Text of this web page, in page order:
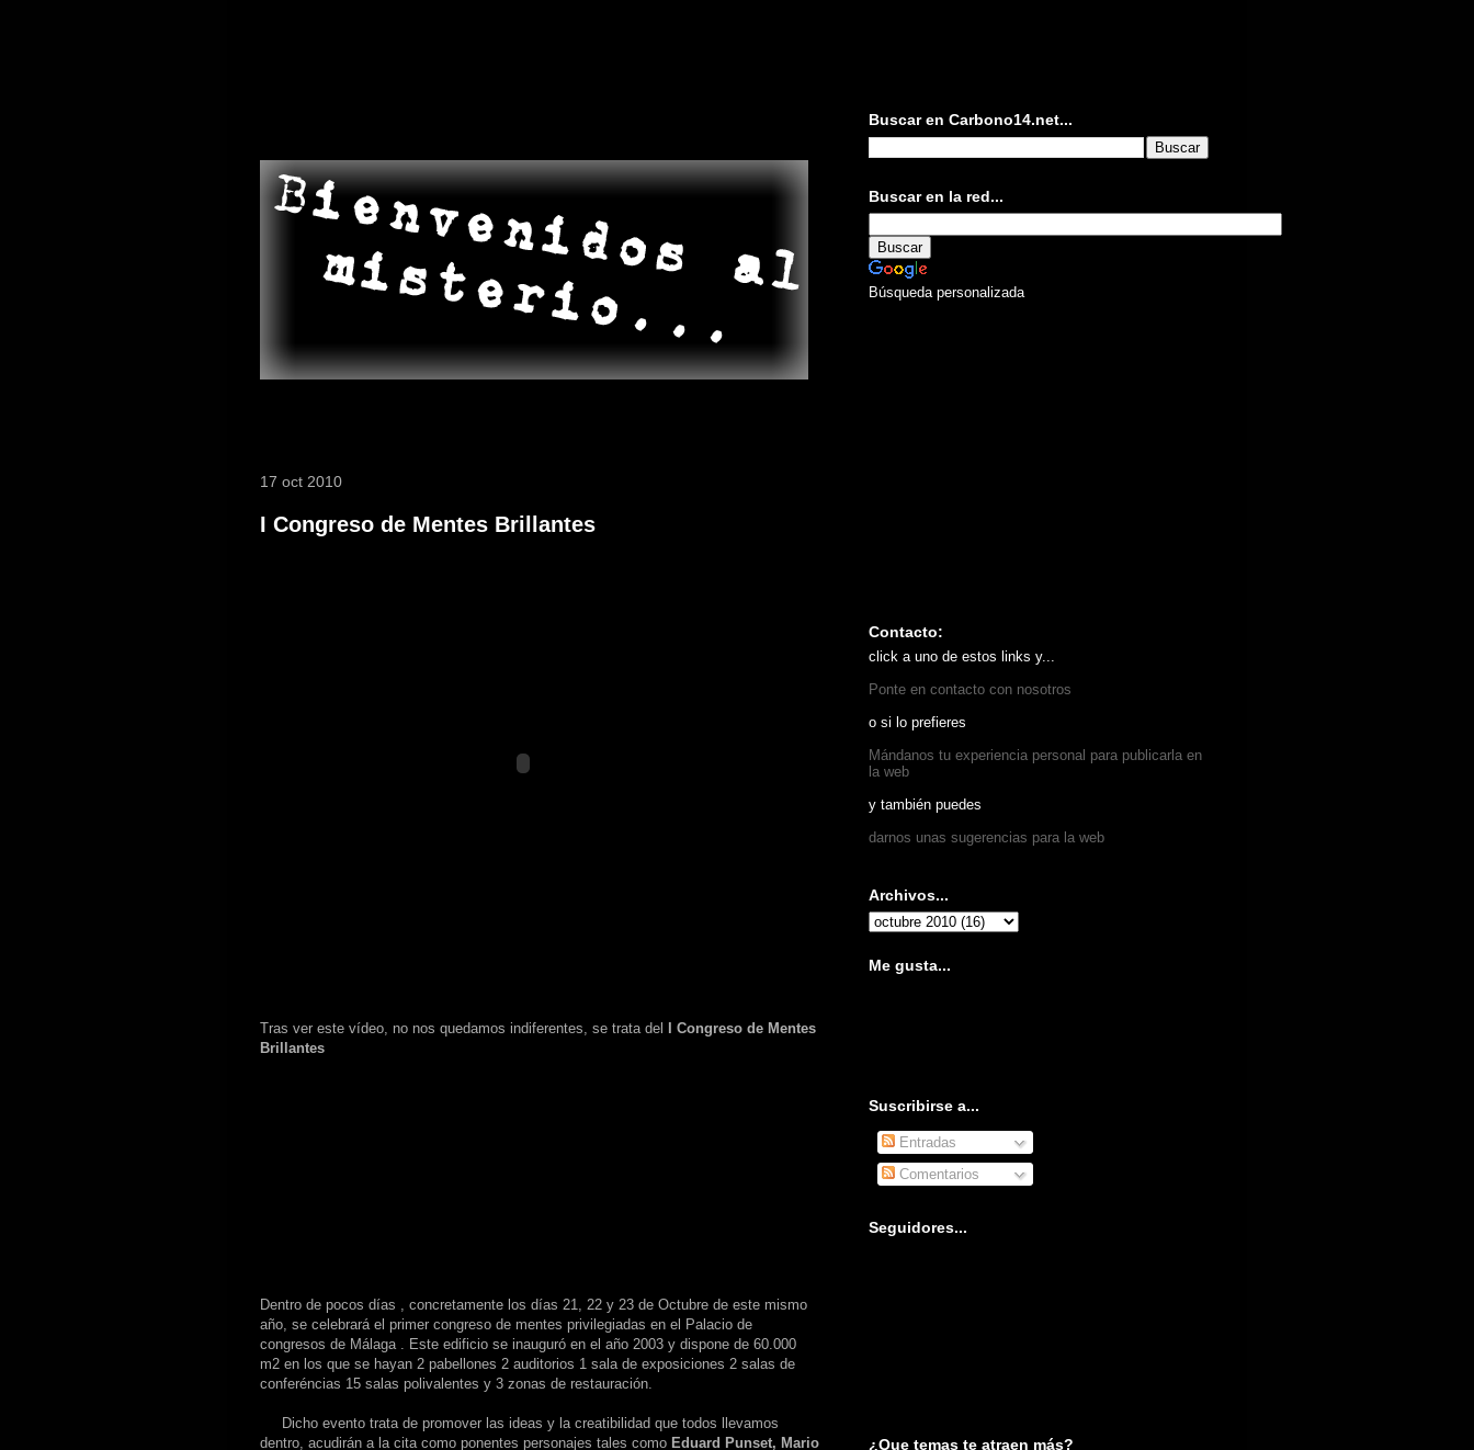
17 oct 2010
I Congreso de Mentes Brillantes
Tras ver este vídeo, no nos quedamos indiferentes, se trata del
I Congreso de Mentes
Brillantes
Dentro de pocos días , concretamente los días 21, 22 y 23 de Octubre de este mismo
año, se celebrará el primer congreso de mentes privilegiadas en el Palacio de
congresos de Málaga . Este edificio se inauguró en el año 2003 y dispone de 60.000
m2 en los que se hayan 2 pabellones 2 auditorios 1 sala de exposiciones 2 salas de
conferéncias 15 salas polivalentes y 3 zonas de restauración.
Dicho evento trata de promover las ideas y la creatibilidad que todos llevamos
dentro, acudirán a la cita como ponentes personajes tales como Eduard Punset, Mario
Buscar en Carbono14.net...
Buscar en la red...
Búsqueda personalizada
Contacto:
click a uno de estos links y...
Ponte en contacto con nosotros
o si lo prefieres
Mándanos tu experiencia personal para publicarla en
la web
y también puedes
darnos unas sugerencias para la web
Archivos...
Me gusta...
Suscribirse a...
Entradas
Comentarios
Seguidores...
¿Que temas te atraen más?